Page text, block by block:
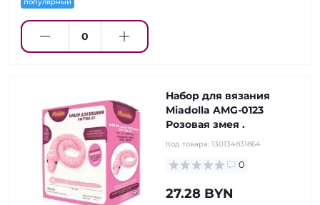
Набор для вязания
Miadolla AMG-0123
Розовая змея .
Код товара: 130134831864
0
27.28 BYN